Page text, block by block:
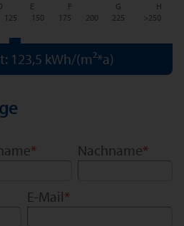
E F G
H
125 150 175 200 225 >250
123,5 kWh/(m²*a)
* Nachname*
E-Mail*